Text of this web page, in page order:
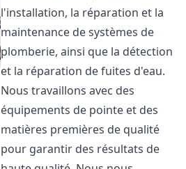
l'installation, la réparation et la
maintenance de systèmes de
plomberie, ainsi que la détection
et la réparation de fuites d'eau.
Nous travaillons avec des
équipements de pointe et des
matières premières de qualité
pour garantir des résultats de